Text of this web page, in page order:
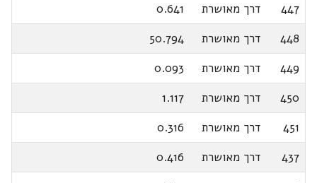
447
דרך מאושרת
0.641
448
דרך מאושרת
50.794
449
דרך מאושרת
0.093
450
דרך מאושרת
1.117
451
דרך מאושרת
0.316
437
דרך מאושרת
0.416